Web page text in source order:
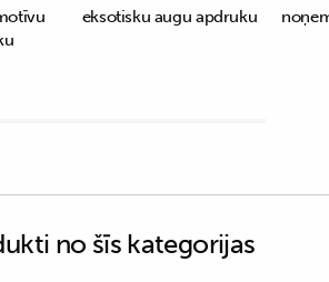
eksotisku augu apdruku
no šīs kategorijas